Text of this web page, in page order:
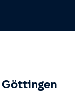
Göttingen